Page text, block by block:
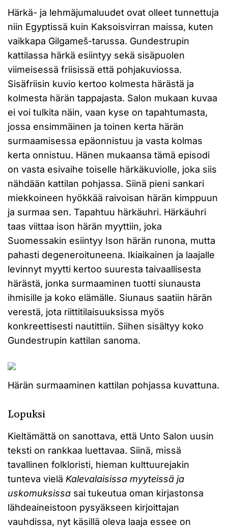
Härkä- ja lehmäjumaluudet ovat olleet tunnettuja
niin Egyptissä kuin Kaksoisvirran maissa, kuten
vaikkapa Gilgameš-tarussa. Gundestrupin
kattilassa härkä esiintyy sekä sisäpuolen
viimeisessä friisissä että pohjakuviossa.
Sisäfriisin kuvio kertoo kolmesta härästä ja
kolmesta härän tappajasta. Salon mukaan kuvaa
ei voi tulkita näin, vaan kyse on tapahtumasta,
jossa ensimmäinen ja toinen kerta härän
surmaamisessa epäonnistuu ja vasta kolmas
kerta onnistuu. Hänen mukaansa tämä episodi
on vasta esivaihe toiselle härkäkuviolle, joka siis
nähdään kattilan pohjassa. Siinä pieni sankari
miekkoineen hyökkää raivoisan härän kimppuun
ja surmaa sen. Tapahtuu härkäuhri. Härkäuhri
taas viittaa ison härän myyttiin, joka
Suomessakin esiintyy Ison härän runona, mutta
pahasti degeneroituneena. Ikiaikainen ja laajalle
levinnyt myytti kertoo suuresta taivaallisesta
härästä, jonka surmaaminen tuotti siunausta
ihmisille ja koko elämälle. Siunaus saatiin härän
verestä, jota riittitilaisuuksissa myös
konkreettisesti nautittiin. Siihen sisältyy koko
Gundestrupin kattilan sanoma.
Härän surmaaminen kattilan pohjassa kuvattuna.
Lopuksi
Kieltämättä on sanottava, että Unto Salon uusin
teksti on rankkaa luettavaa. Siinä, missä
tavallinen folkloristi, hieman kulttuurejakin
tunteva vielä Kalevalaisissa myyteissä ja
uskomuksissa sai tukeutua oman kirjastonsa
lähdeaineistoon pysyäkseen kirjoittajan
vauhdissa, nyt käsillä oleva laaja essee on